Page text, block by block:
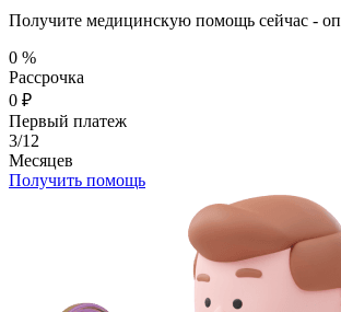
Получите медицинскую помощь сейчас -
0 %
Рассрочка
0 ₽
Первый платеж
3/12
Месяцев
Получить помощь